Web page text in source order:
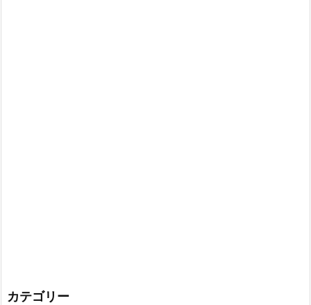
カテゴリー